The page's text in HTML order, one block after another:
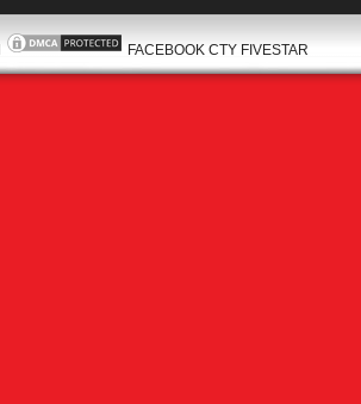
FACEBOOK CTY FIVESTAR